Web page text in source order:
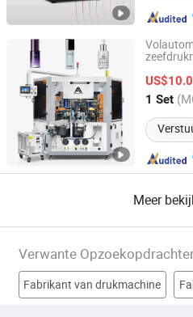
1 Set
AMAN INDUSTRY CO., LTD.
Jiangsu, China
Meer
Verwante
Fabrikant van drukmachine